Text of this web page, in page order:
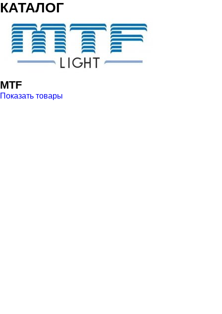
КАТАЛОГ
MTF
Показать товары